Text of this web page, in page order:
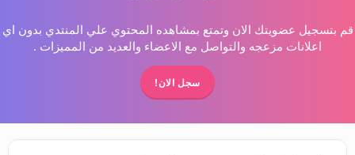
قم بتسجيل عضويتك الان وتمتع بمشاهده المحتوي علي المنتدي بدون اي
اعلانات مزعجه والتواصل مع الاعضاء والعديد من المميزات .
سجل الان!